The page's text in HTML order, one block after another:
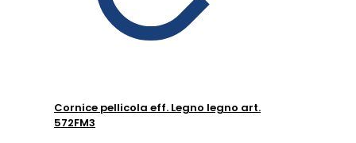
Cornice pellicola eff. Legno legno art.
572FM3